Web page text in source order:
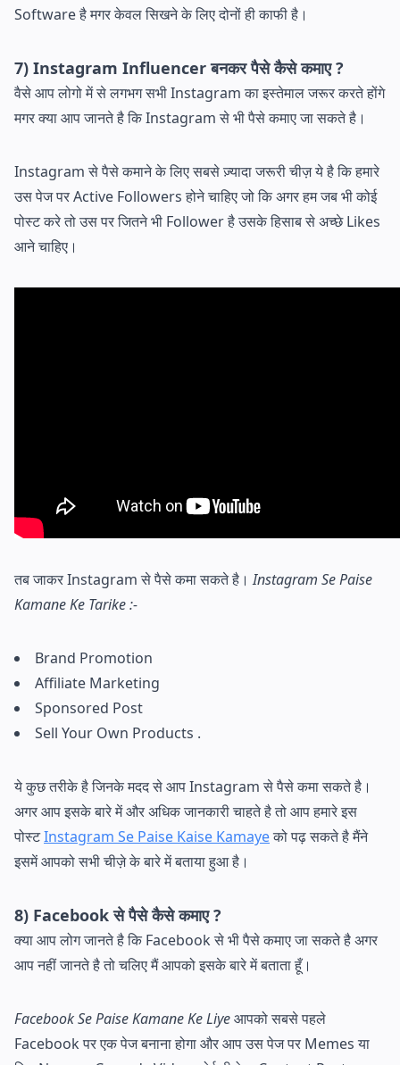
Software है मगर केवल सिखने के लिए दोनों ही काफी है।
7) Instagram Influencer बनकर पैसे कैसे कमाए ?
वैसे आप लोगो में से लगभग सभी Instagram का इस्तेमाल जरूर करते होंगे
मगर क्या आप जानते है कि Instagram से भी पैसे कमाए जा सकते है।
Instagram से पैसे कमाने के लिए सबसे ज़्यादा जरूरी चीज़ ये है कि हमारे
उस पेज पर Active Followers होने चाहिए जो कि अगर हम जब भी कोई
पोस्ट करे तो उस पर जितने भी Follower है उसके हिसाब से अच्छे Likes
आने चाहिए।
तब जाकर Instagram से पैसे कमा सकते है।Instagram Se Paise
Kamane Ke Tarike :-
Brand Promotion
Affiliate Marketing
Sponsored Post
Sell Your Own Products .
ये कुछ तरीके है जिनके मदद से आप Instagram से पैसे कमा सकते है।
अगर आप इसके बारे में और अधिक जानकारी चाहते है तो आप हमारे इस
पोस्टInstagram Se Paise Kaise Kamayeको पढ़ सकते है मैंने
इसमें आपको सभी चीज़े के बारे में बताया हुआ है।
8) Facebook से पैसे कैसे कमाए ?
क्या आप लोग जानते है कि Facebook से भी पैसे कमाए जा सकते है अगर
आप नहीं जानते है तो चलिए मैं आपको इसके बारे में बताता हूँ।
Facebook Se Paise Kamane Ke Liyeआपको सबसे पहले
Facebook पर एक पेज बनाना होगा और आप उस पेज पर Memes या